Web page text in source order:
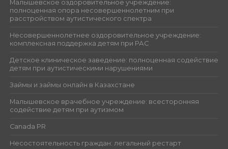
Малышевское оздоровительное учреждение:
полноценная опора несовершеннолетним при
расстройством аутистического спектра
Несовершеннолетнее оздоровительное учреждение:
комплексная поддержка детям при РАС
Детское клиническое заведение: полноценная содействие
детям при аутистическими нарушениями
Займы и займы онлайн в Казахстане
Малышевское врачебное учреждение: всесторонняя
содействие детям при аутизмом
Canada PR
Несостоятельность граждан: легальный рестарт